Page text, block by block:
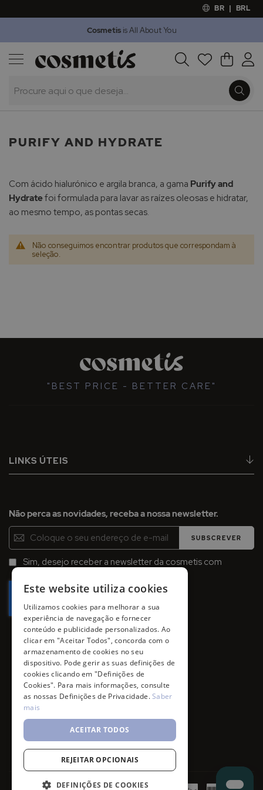
BR | BRL
Cosmetisis All About You
Procura O Meu
Outlet
PURIFY AND HYDRATE
Com ácido hialurónico e argila branca, a gama Purify and
Hydratefoi formulada para lavar as raízes oleosas e hidratar,
ao mesmo tempo, as pontas secas.
Não conseguimos encontrar produtos que correspondam à
seleção.
"BEST PRICE - BETTER CARE"
LINKS ÚTEIS
Não perca as novidades, receba a nossa newsletter.
Inscreva-
se
na
Newsletter:
SUBSCREVER
Sim, desejo receber a newsletter da cosmetis com
Este website utiliza cookies
Utilizamos cookies para melhorar a sua
experiência de navegação e fornecer
conteúdo e publicidade personalizados. Ao
clicar em "Aceitar Todos", concorda com o
armazenamento de cookies no seu
dispositivo. Pode gerir as suas definições de
cookies clicando em "Definições de
Cookies". Para mais informações, consulte
as nossas Definições de Privacidade.Saber
mais
ACEITAR TODOS
REJEITAR OPCIONAIS
DEFINIÇÕES DE COOKIES